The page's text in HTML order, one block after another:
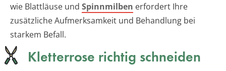
wie Blattläuse und Spinnmilben erfordert Ihre
zusätzliche Aufmerksamkeit und Behandlung bei
starkem Befall.
Kletterrose richtig schneiden